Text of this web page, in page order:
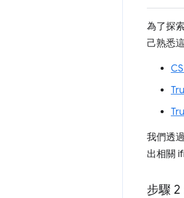
為了探
己熟悉
我們透
出相關
步驟